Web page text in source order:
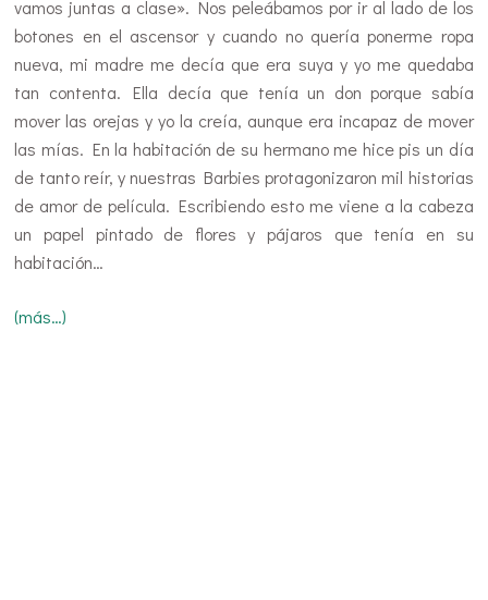
vamos juntas a clase». Nos peleábamos por ir al lado de los
botones en el ascensor y cuando no quería ponerme ropa
nueva, mi madre me decía que era suya y yo me quedaba
tan contenta. Ella decía que tenía un don porque sabía
mover las orejas y yo la creía, aunque era incapaz de mover
las mías. En la habitación de su hermano me hice pis un día
de tanto reír, y nuestras Barbies protagonizaron mil historias
de amor de película. Escribiendo esto me viene a la cabeza
un papel pintado de flores y pájaros que tenía en su
habitación…
(más…)